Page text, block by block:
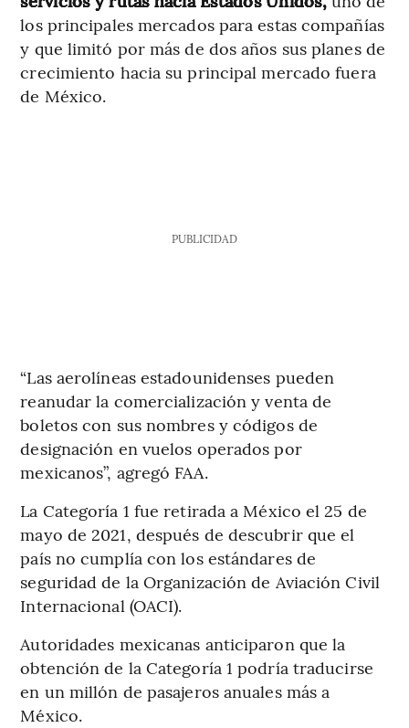
los principales mercados para estas compañías
y que limitó por más de dos años sus planes de
crecimiento hacia su principal mercado fuera
de México.
PUBLICIDAD
“Las aerolíneas estadounidenses pueden
reanudar la comercialización y venta de
boletos con sus nombres y códigos de
designación en vuelos operados por
mexicanos”, agregó FAA.
La Categoría 1 fue retirada a México el 25 de
mayo de 2021, después de descubrir que el
país no cumplía con los estándares de
seguridad de la Organización de Aviación Civil
Internacional (OACI).
Autoridades mexicanas anticiparon que la
obtención de la Categoría 1 podría traducirse
en un millón de pasajeros anuales más a
México.